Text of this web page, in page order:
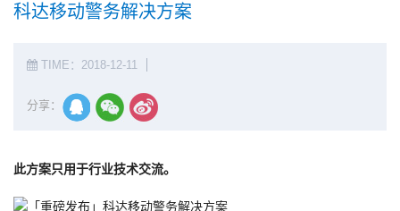
科达移动警务解决方案
TIME：2018-12-11
分享：
此方案只用于行业技术交流。